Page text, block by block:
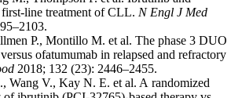
line treatment of CLL. N Engl J Med
P., Montillo M. et al. The phase 3 DUO
ofatumumab in relapsed and refractory
2018; 132 (23): 2446–2455.
Wang V., Kay N. E. et al. A randomized